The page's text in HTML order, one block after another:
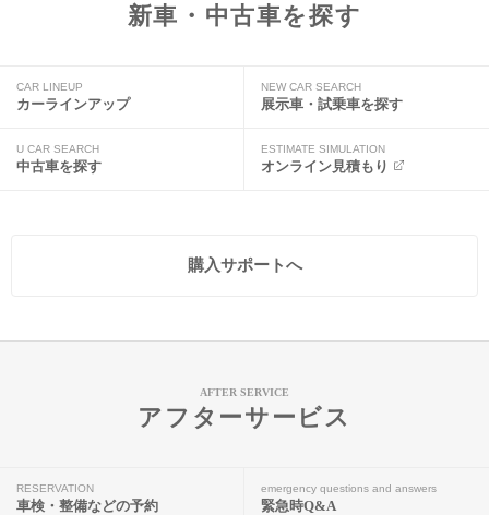
新車・中古車を探す
CAR LINEUP
カーラインアップ
NEW CAR SEARCH
展示車・試乗車を探す
U CAR SEARCH
中古車を探す
ESTIMATE SIMULATION
オンライン見積もり
購入サポートへ
AFTER SERVICE
アフターサービス
RESERVATION
車検・整備などの予約
emergency questions and answers
緊急時Q&A